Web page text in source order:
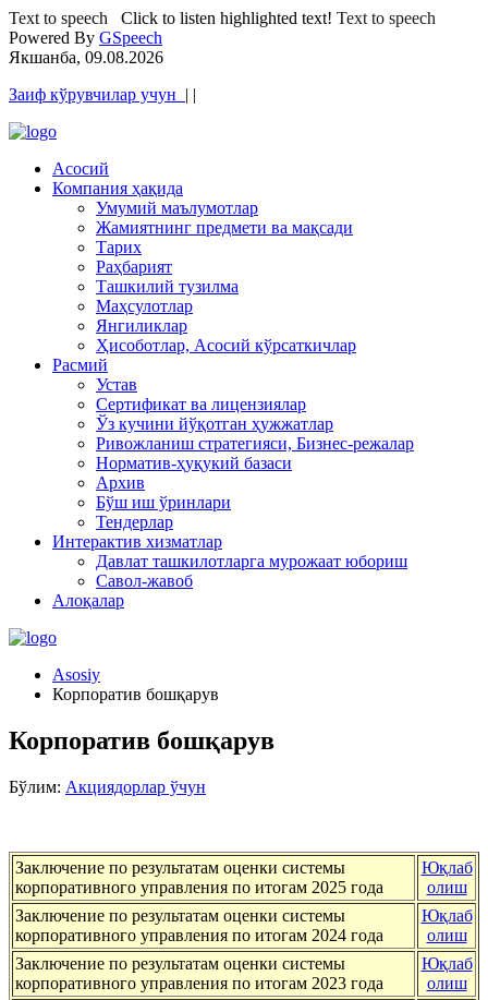
Text to speech Click to listen highlighted text! Text to speech
Powered By GSpeech
Якшанба, 09.08.2026
Заиф кўрувчилар учун | |
Асосий
Компания ҳақида
Умумий маълумотлар
Жамиятнинг предмети ва мақсади
Тарих
Раҳбарият
Ташкилий тузилма
Маҳсулотлар
Янгиликлар
Ҳисоботлар, Асосий кўрсаткичлар
Расмий
Устав
Сертификат ва лицензиялар
Ўз кучини йўқотган ҳужжатлар
Ривожланиш стратегияси, Бизнес-режалар
Норматив-ҳуқукий базаси
Архив
Бўш иш ўринлари
Тендерлар
Интерактив хизматлар
Давлат ташкилотларга мурожаат юбориш
Савол-жавоб
Алоқалар
Asosiy
Корпоратив бошқарув
Корпоратив бошқарув
Бўлим: Акциядорлар ўчун
Заключение по результатам оценки системы
корпоративного управления по итогам 2025 года
Юқлаб
олиш
Заключение по результатам оценки системы
корпоративного управления по итогам 2024 года
Юқлаб
олиш
Заключение по результатам оценки системы
корпоративного управления по итогам 2023 года
Юқлаб
олиш